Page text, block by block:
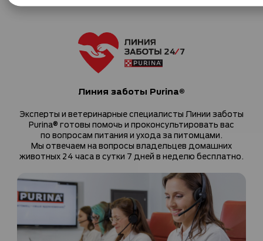
Линия заботы Purina®
Эксперты и ветеринарные специалисты Линии заботы
Purina® готовы помочь и проконсультировать вас
по вопросам питания и ухода за питомцами.
Мы отвечаем на вопросы владельцев домашних
животных 24 часа в сутки 7 дней в неделю бесплатно.